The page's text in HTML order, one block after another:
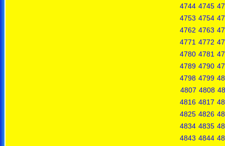
4744 4745
4753 4754
4762 4763
4771 4772
4780 4781
4789 4790
4798 4799
4807 4808
4816 4817
4825 4826
4834 4835
4843 4844